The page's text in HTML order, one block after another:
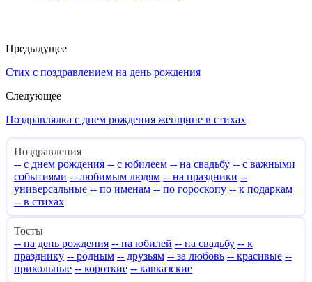
Предыдущее
Стих с поздравлением на день рождения
Следующее
Поздравлялка с днем рождения женщине в стихах
Поздравления
-- с днем рождения -- с юбилеем -- на свадьбу -- с важными
событиями -- любимым людям -- на праздники --
универсальные -- по именам -- по гороскопу -- к подаркам
-- в стихах
Тосты
-- на день рождения -- на юбилей -- на свадьбу -- к
празднику -- родным -- друзьям -- за любовь -- красивые --
прикольные -- короткие -- кавказские